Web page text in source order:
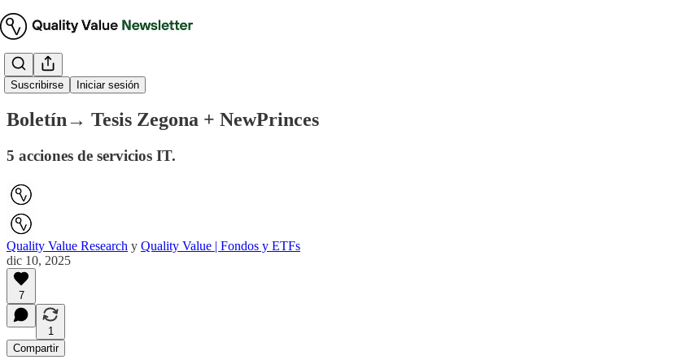
Suscribirse Iniciar sesión
Boletín Ejecutivo
Boletín→ Tesis Zegona + NewPrinces
5 acciones de servicios IT.
Quality Value Research y Quality Value | Fondos y ETFs
dic 10, 2025
7
1
Compartir